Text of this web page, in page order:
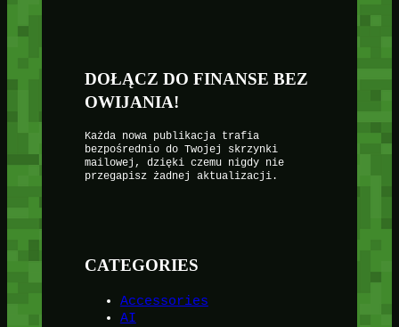
DOŁĄCZ DO FINANSE BEZ
OWIJANIA!
Każda nowa publikacja trafia
bezpośrednio do Twojej skrzynki
mailowej, dzięki czemu nigdy nie
przegapisz żadnej aktualizacji.
CATEGORIES
Accessories
AI